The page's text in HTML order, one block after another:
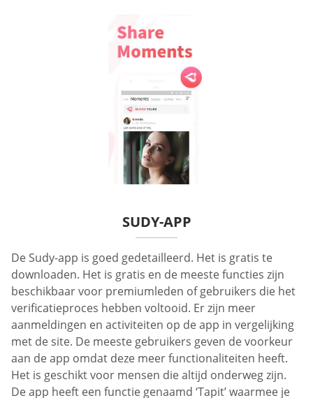
SUDY-APP
De Sudy-app is goed gedetailleerd. Het is gratis te
downloaden. Het is gratis en de meeste functies zijn
beschikbaar voor premiumleden of gebruikers die het
verificatieproces hebben voltooid. Er zijn meer
aanmeldingen en activiteiten op de app in vergelijking
met de site. De meeste gebruikers geven de voorkeur
aan de app omdat deze meer functionaliteiten heeft.
Het is geschikt voor mensen die altijd onderweg zijn.
De app heeft een functie genaamd ‘Tapit’ waarmee je